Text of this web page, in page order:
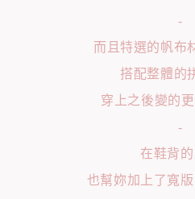
-
而且特選的帆布
搭配整體的
穿上之後變的
-
在鞋背
也幫妳加上了寬